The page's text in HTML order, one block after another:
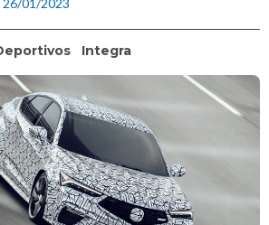
26/01/2023
Integra